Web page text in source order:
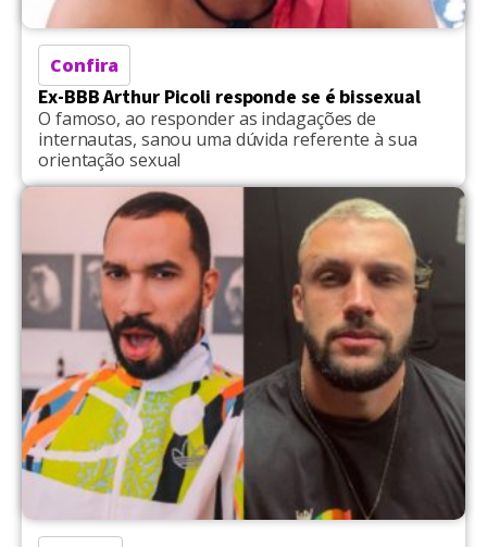
Confira
Ex-BBB Arthur Picoli responde se é bissexual
O famoso, ao responder as indagações de
internautas, sanou uma dúvida referente à sua
orientação sexual